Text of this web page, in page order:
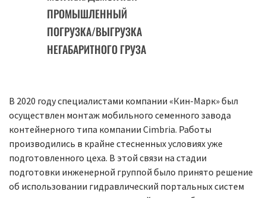
ПРОМЫШЛЕННЫЙ
ПОГРУЗКА/ВЫГРУЗКА
НЕГАБАРИТНОГО ГРУЗА
В 2020 году специалистами компании «Кин-Марк» был
осуществлен монтаж мобильного семенного завода
контейнерного типа компании Cimbria. Работы
производились в крайне стесненных условиях уже
подготовленного цеха. В этой связи на стадии
подготовки инженерной группой было принято решение
об использовании гидравлический портальных систем